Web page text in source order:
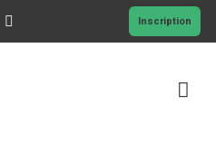
Inscription